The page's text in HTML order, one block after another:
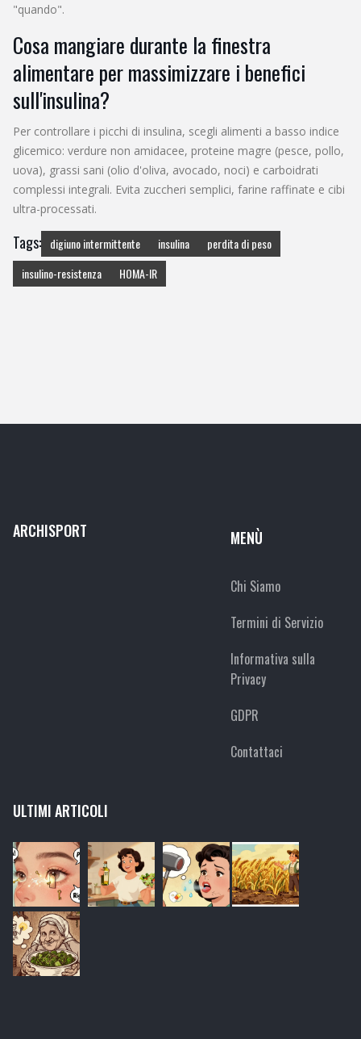
"quando".
Cosa mangiare durante la finestra
alimentare per massimizzare i benefici
sull'insulina?
Per controllare i picchi di insulina, scegli alimenti a basso indice
glicemico: verdure non amidacee, proteine magre (pesce, pollo,
uova), grassi sani (olio d'oliva, avocado, noci) e carboidrati
complessi integrali. Evita zuccheri semplici, farine raffinate e cibi
ultra-processati.
Tags: digiuno intermittente insulina
perdita di peso
insulino-resistenza
HOMA-IR
ARCHISPORT MENÙ
Chi Siamo
Termini di Servizio
Informativa sulla
Privacy
GDPR
Contattaci
ULTIMI ARTICOLI